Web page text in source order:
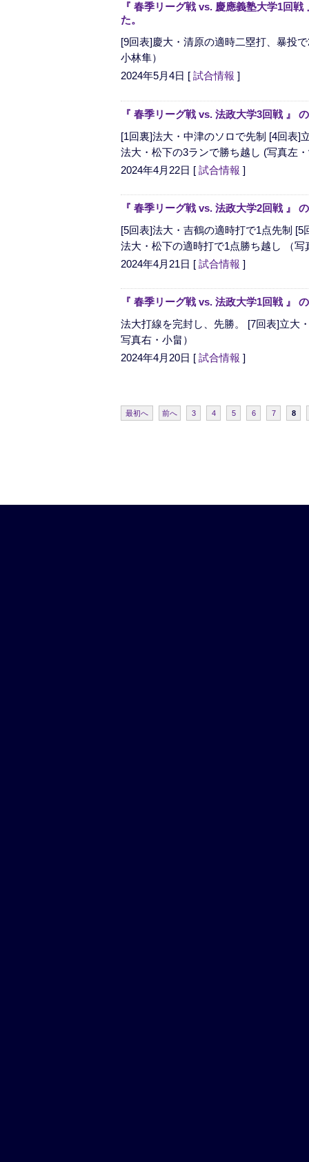
『 春季リーグ戦 vs. 慶應義塾大学1回
た。
[9回表]慶大・清原の適時二塁打、暴投
小林隼）
2024年5月4日 [ 試合情報 ]
『 春季リーグ戦 vs. 法政大学3回戦 』
[1回裏]法大・中津のソロで先制 [4回表]
法大・松下の3ランで勝ち越し (写真左
2024年4月22日 [ 試合情報 ]
『 春季リーグ戦 vs. 法政大学2回戦 』
[5回表]法大・吉鶴の適時打で1点先制
法大・松下の適時打で1点勝ち越し （
2024年4月21日 [ 試合情報 ]
『 春季リーグ戦 vs. 法政大学1回戦 』
法大打線を完封し、先勝。 [7回表]立大
写真右・小畠）
2024年4月20日 [ 試合情報 ]
最初へ 前へ 3 4 5 6 7 8